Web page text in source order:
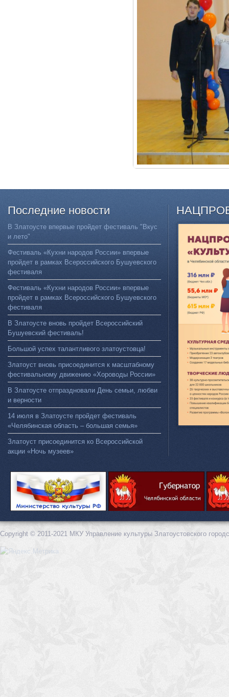
Последние новости
В Златоусте впервые пройдет фестиваль "Вкус
и лето"
Фестиваль «Кухни народов России» впервые
пройдет в рамках Всероссийского Бушуевского
фестиваля
Фестиваль «Кухни народов России» впервые
пройдет в рамках Всероссийского Бушуевского
фестиваля
В Златоусте вновь пройдет Всероссийский
Бушуевский фестиваль!
Большой успех талантливого златоустовца!
Златоуст вновь присоединится к масштабному
фестивальному движению «Хороводы России»
В Златоусте отпраздновали День семьи, любви
и верности
14 июля в Златоусте пройдет фестиваль
«Челябинская область – большая семья»
Златоуст присоединится ко Всероссийской
акции «Ночь музеев»
Copyright © 2011-2021 МКУ Управление культуры Златоустовского